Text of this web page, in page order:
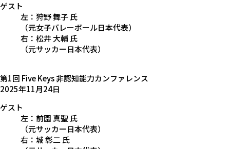
ゲスト
左：狩野 舞子 氏
（元女子バレーボール日本代表）
右：松井 大輔 氏
（元サッカー日本代表）
第1回 Five Keys 非認知能力カンファレンス
2025年11月24日
ゲスト
左：前園 真聖 氏
（元サッカー日本代表）
右：城 彰二 氏